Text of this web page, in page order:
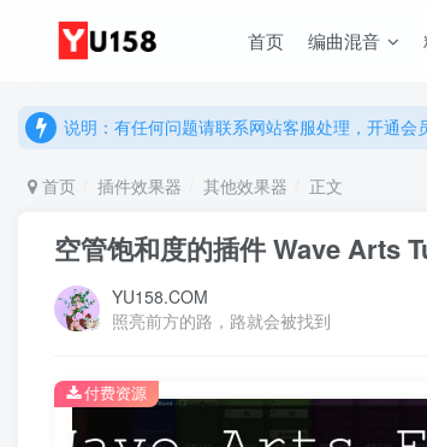
首页 编曲混音
说明：有任何问题请联系网站客服处理，开通
说明：有任何问题请联系网站客服处理，开通会
首页 插件效果器 其他效果器 正文
空管饱和度的插件 Wave Arts
YU158.COM
照亮前方的路，路就会被找到
付费资源